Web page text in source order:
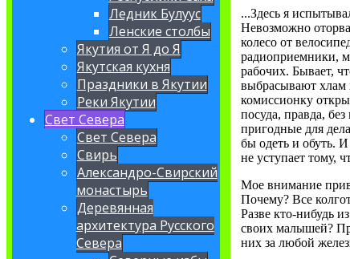
Ледник Булуус
Ленские столбы
Якутия от Я до Я
Якутская кухня
Праздники в Якутии
Реки Якутии
Свет Севера
Свет Севера
Свирь
Александро-Свирский
монастырь
Деревянная
архитектура Русского
Севера
...Здесь я
Невозможно
колесо от
радиоприемники,
рабочих. Бывает,
выбрасывают хлам
комиссионку
посуда, правда,
пригодные для
бы одеть и обуть. И
не уступает тому,
Мое внимание
Почему? Все
Разве кто-нибудь
своих малышей?
них за любой